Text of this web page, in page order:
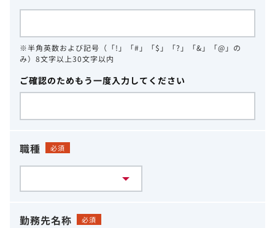
※半角英数および記号（「!」「#」「$」「?」「&」「@」の
み）8文字以上30文字以内
ご確認のためもう一度入力してください
職種 必須
勤務先名称 必須